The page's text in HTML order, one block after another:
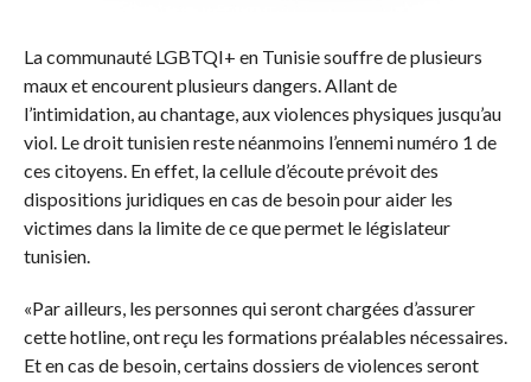
La communauté LGBTQI+ en Tunisie souffre de plusieurs
maux et encourent plusieurs dangers. Allant de
l’intimidation, au chantage, aux violences physiques jusqu’au
viol. Le droit tunisien reste néanmoins l’ennemi numéro 1 de
ces citoyens. En effet, la cellule d’écoute prévoit des
dispositions juridiques en cas de besoin pour aider les
victimes dans la limite de ce que permet le législateur
tunisien.
«Par ailleurs, les personnes qui seront chargées d’assurer
cette hotline, ont reçu les formations préalables nécessaires.
Et en cas de besoin, certains dossiers de violences seront